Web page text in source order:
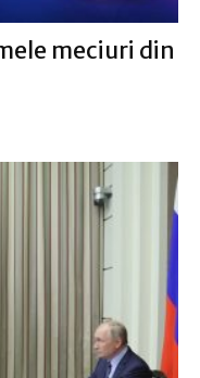
meciuri din